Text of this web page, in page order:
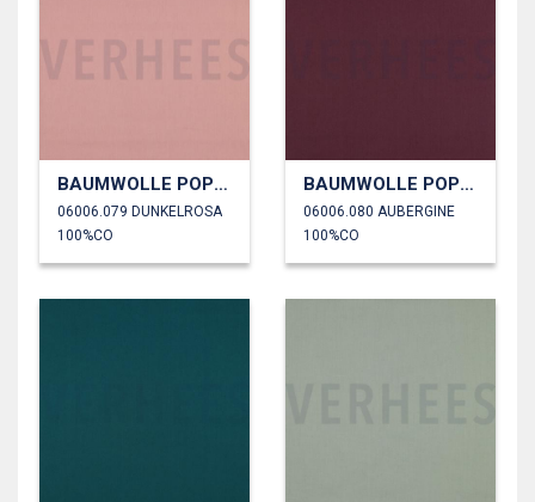
BAUMWOLLE POPELINE
06006.079 DUNKELROSA
100%CO
BAUMWOLLE POPELINE
06006.080 AUBERGINE
100%CO